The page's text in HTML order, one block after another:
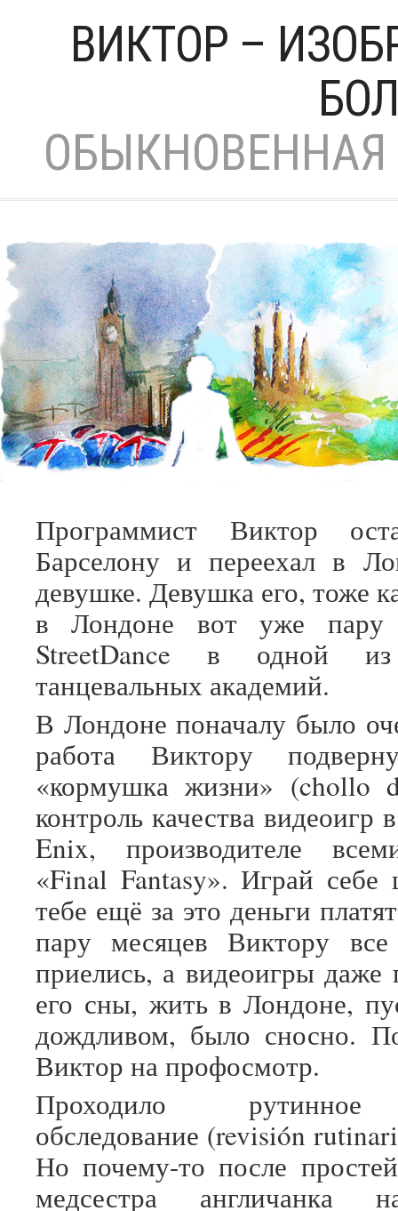
ВИКТОР –
Программист Виктор
Барселону и переехал в
девушке. Девушка его, тоже
в Лондоне вот уже пару
StreetDance в одной из
танцевальных академий.
В Лондоне поначалу было
работа Виктору
«кормушка жизни»
контроль качества видеоигр
Enix, производителе
«Final Fantasy». Играй
тебе ещё за это деньги
пару месяцев Виктору
приелись, а видеоигры даже
его сны, жить в Лондоне,
дождливом, было сносно.
Виктор на профосмотр.
Проходило рутинное
обследование (revisión
Но почему-то после
медсестра англичанка